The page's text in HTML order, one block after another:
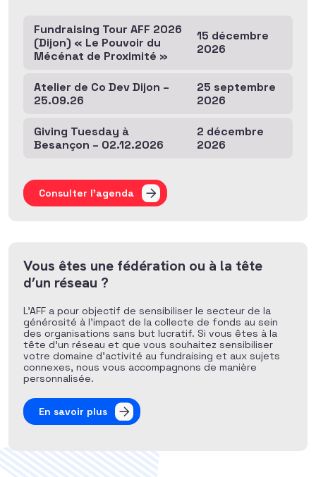
Fundraising Tour AFF 2026
(Dijon) « Le Pouvoir du
Mécénat de Proximité »
15 décembre
2026
Atelier de Co Dev Dijon –
25.09.26
25 septembre
2026
Giving Tuesday à
Besançon – 02.12.2026
2 décembre
2026
Consulter l'agenda
Vous êtes une fédération ou à la tête
d’un réseau ?
L’AFF a pour objectif de sensibiliser le secteur de la
générosité à l’impact de la collecte de fonds au sein
des organisations sans but lucratif. Si vous êtes à la
tête d’un réseau et que vous souhaitez sensibiliser
votre domaine d’activité au fundraising et aux sujets
connexes, nous vous accompagnons de manière
personnalisée.
En savoir plus